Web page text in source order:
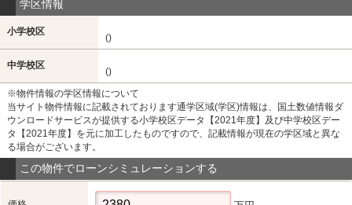
学区情報
小学校区
()
中学校区
()
※物件情報の学区情報について
当サイト物件情報に記載されております通学区域(学区)情報は、国土数値情報ダ
ウンロードサービスが提供する小学校区データ【2021年度】及び中学校区デー
タ【2021年度】を元に加工したものですので、記載情報が現在の学区域と異な
る場合がございます。
この物件でローンシミュレーションする